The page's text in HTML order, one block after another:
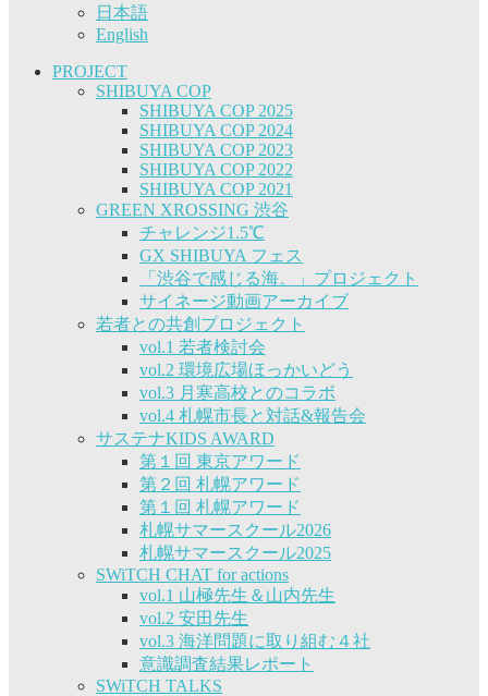
日本語
English
PROJECT
SHIBUYA COP
SHIBUYA COP 2025
SHIBUYA COP 2024
SHIBUYA COP 2023
SHIBUYA COP 2022
SHIBUYA COP 2021
GREEN XROSSING 渋谷
チャレンジ1.5℃
GX SHIBUYA フェス
「渋谷で感じる海。」プロジェクト
サイネージ動画アーカイブ
若者との共創プロジェクト
vol.1 若者検討会
vol.2 環境広場ほっかいどう
vol.3 月寒高校とのコラボ
vol.4 札幌市長と対話&報告会
サステナKIDS AWARD
第１回 東京アワード
第２回 札幌アワード
第１回 札幌アワード
札幌サマースクール2026
札幌サマースクール2025
SWiTCH CHAT for actions
vol.1 山極先生＆山内先生
vol.2 安田先生
vol.3 海洋問題に取り組む４社
意識調査結果レポート
SWiTCH TALKS